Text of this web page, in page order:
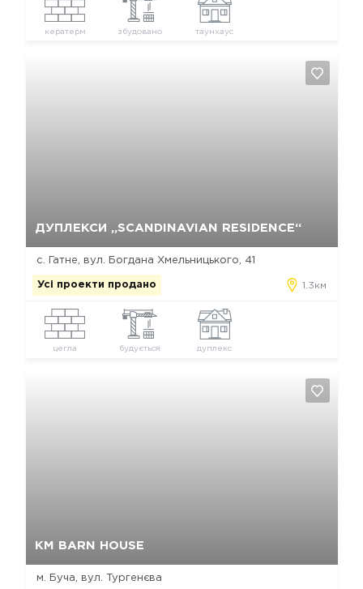
кератерм збудовано таунхаус
ДУПЛЕКСИ „SCANDINAVIAN RESIDENCE“
с. Гатне, вул. Богдана Хмельницького, 41
Усі проекти продано 1.3км
цегла будується дуплекс
КМ BARN HOUSE
м. Буча, вул. Тургенєва